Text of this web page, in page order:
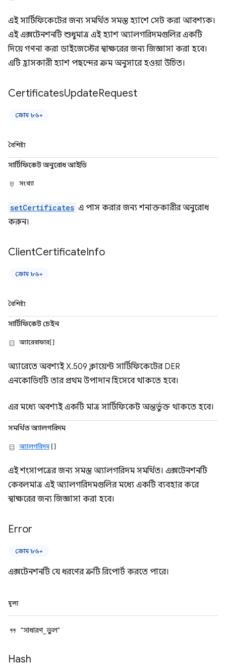
এই সার্টিফিকেটের জন্য সমর্থিত সমস্ত হ্যাশে সেট করা আবশ্যক।
এই এক্সটেনশনটি শুধুমাত্র এই হ্যাশ অ্যালগরিদমগুলির একটি
দিয়ে গণনা করা ডাইজেস্টের স্বাক্ষরের জন্য জিজ্ঞাসা করা হবে।
এটি হ্রাসকারী হ্যাশ পছন্দের ক্রম অনুসারে হওয়া উচিত।
CertificatesUpdateRequest
ক্রোম ৮৬+
বৈশিষ্ট্য
সার্টিফিকেট অনুরোধ আইডি
সংখ্যা
setCertificates এ পাস করার জন্য শনাক্তকারীর অনুরোধ
করুন।
ClientCertificateInfo
ক্রোম ৮৬+
বৈশিষ্ট্য
সার্টিফিকেট চেইন
অ্যারেবাফার[]
অ্যারেতে অবশ্যই X.509 ক্লায়েন্ট সার্টিফিকেটের DER
এনকোডিংটি তার প্রথম উপাদান হিসেবে থাকতে হবে।
এর মধ্যে অবশ্যই একটি মাত্র সার্টিফিকেট অন্তর্ভুক্ত থাকতে হবে।
সমর্থিত অ্যালগরিদম
অ্যালগরিদম[]
এই শংসাপত্রের জন্য সমস্ত অ্যালগরিদম সমর্থিত। এক্সটেনশনটি
কেবলমাত্র এই অ্যালগরিদমগুলির মধ্যে একটি ব্যবহার করে
স্বাক্ষরের জন্য জিজ্ঞাসা করা হবে।
Error
ক্রোম ৮৬+
এক্সটেনশনটি যে ধরণের ত্রুটি রিপোর্ট করতে পারে।
মূল্য
"সাধারণ_ভুল"
Hash